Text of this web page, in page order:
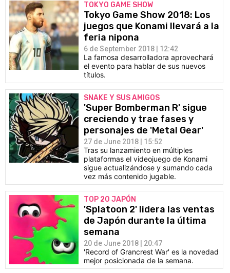
TOKYO GAME SHOW
Tokyo Game Show 2018: Los
juegos que Konami llevará a la
feria nipona
6 de September 2018 | 12:42
La famosa desarrolladora aprovechará
el evento para hablar de sus nuevos
títulos.
SNAKE Y SUS AMIGOS
'Super Bomberman R' sigue
creciendo y trae fases y
personajes de 'Metal Gear'
27 de June 2018 | 15:52
Tras su lanzamiento en múltiples
plataformas el videojuego de Konami
sigue actualizándose y sumando cada
vez más contenido jugable.
TOP 20 JAPÓN
'Splatoon 2' lidera las ventas
de Japón durante la última
semana
20 de June 2018 | 20:47
'Record of Grancrest War' es la novedad
mejor posicionada de la semana.